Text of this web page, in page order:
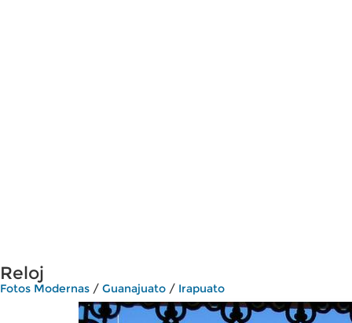
Reloj
Fotos Modernas / Guanajuato / Irapuato